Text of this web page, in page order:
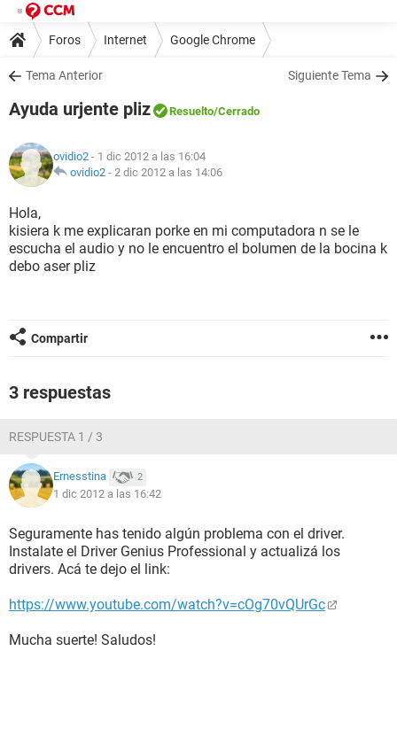
Foros Internet Google Chrome
Tema Anterior Siguiente Tema
Ayuda urjente pliz Resuelto/Cerrado
ovidio2 - 1 dic 2012 a las 16:04
ovidio2 - 2 dic 2012 a las 14:06
Hola,
kisiera k me explicaran porke en mi computadora n se le
escucha el audio y no le encuentro el bolumen de la bocina k
debo aser pliz
Compartir
3 respuestas
RESPUESTA 1 / 3
Ernesstina 2
1 dic 2012 a las 16:42
Seguramente has tenido algún problema con el driver.
Instalate el Driver Genius Professional y actualizá los
drivers. Acá te dejo el link:
https://www.youtube.com/watch?v=cOg70vQUrGc
Mucha suerte! Saludos!